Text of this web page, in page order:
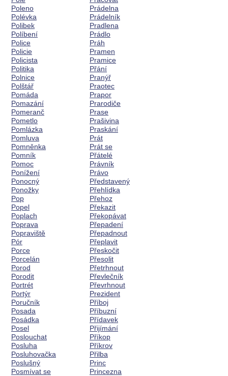
Poleno
Polévka
Polibek
Políbení
Police
Policie
Policista
Politika
Polnice
Polštář
Pomáda
Pomazání
Pomeranč
Pometlo
Pomlázka
Pomluva
Pomněnka
Pomník
Pomoc
Ponížení
Ponocný
Ponožky
Pop
Popel
Poplach
Poprava
Popraviště
Pór
Porce
Porcelán
Porod
Porodit
Portrét
Portýr
Poručník
Posada
Posádka
Posel
Poslouchat
Posluha
Posluhovačka
Poslušný
Posmívat se
Prádelna
Prádelník
Pradlena
Prádlo
Práh
Pramen
Pramice
Přání
Pranýř
Praotec
Prapor
Prarodiče
Prase
Prašivina
Praskání
Prát
Prát se
Přátelé
Právník
Právo
Představený
Přehlídka
Přehoz
Překazit
Překopávat
Přepadení
Přepadnout
Přeplavit
Přeskočit
Přesolit
Přetrhnout
Převlečník
Převrhnout
Prezident
Příboj
Příbuzní
Přídavek
Přijímání
Příkop
Příkrov
Přilba
Princ
Princezna